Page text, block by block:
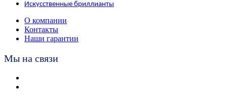
Искусственные бриллианты
О компании
Контакты
Наши гарантии
Мы на связи